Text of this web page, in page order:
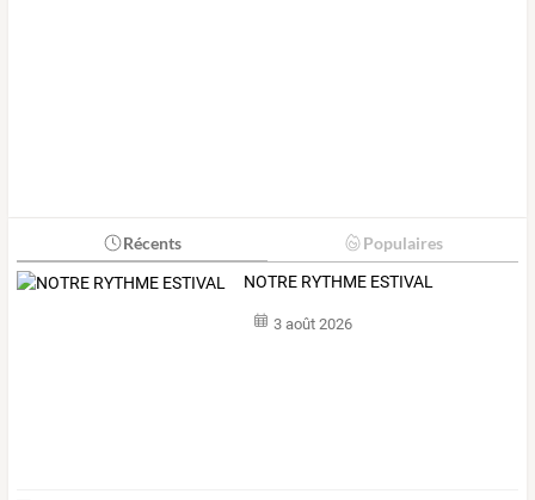
Récents Populaires
NOTRE RYTHME ESTIVAL
3 août 2026